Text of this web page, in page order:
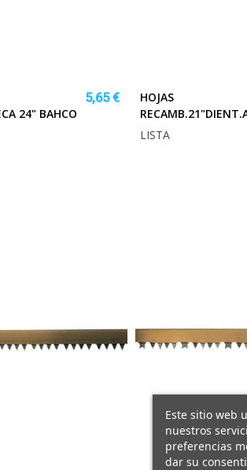
24" BAHCO
5,65 €
HOJAS
LISTA
Este sitio web
nuestros
preferencias
dar su